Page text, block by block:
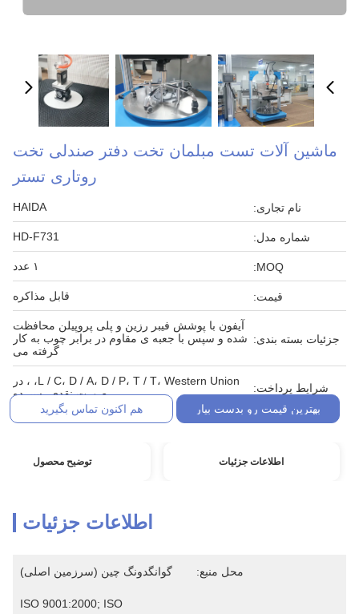
ماشین آلات تست مبلمان تخت دفتر صندلی تخت
روتاری تستر
نام تجاری: HAIDA
شماره مدل: HD-F731
MOQ: ۱ عدد
قیمت: قابل مذاکره
جزئیات بسته بندی:
آیفون با پوشش فیبر رزین و پلی پروپیلن محافظت
شده و سپس با جعبه ی مقاوم در برابر چوب به کار
گرفته می
شرایط پرداخت:
L / C، D / A، D / P، T / T، Western Union، ، در
صورت نقدی، سپرده
بهترین قیمت رو بدست بیار
هم اکنون تماس بگیرید
اطلاعات جزئیات توضیح محصول
اطلاعات جزئیات
محل منبع: گوانگدونگ چین (سرزمین اصلی)
ISO 9001:2000; ISO